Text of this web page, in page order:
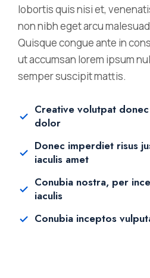
lobortis quis nisi et,
non nibh eget arcu
Quisque congue ante in
ut accumsan lorem ipsum
semper suscipit mattis.
Creative volutpat
dolor
Donec imperdiet risus
iaculis amet
Conubia nostra, per
iaculis
Conubia inceptos